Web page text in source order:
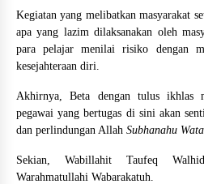
Kegiatan yang melibatkan masyarakat
apa yang lazim dilaksanakan oleh
para pelajar menilai risiko dengan
kesejahteraan diri.
Akhirnya, Beta dengan tulus ikhlas
pegawai yang bertugas di sini akan
dan perlindungan Allah Subhanahu
Sekian, Wabillahit Taufeq
Warahmatullahi Wabarakatuh.